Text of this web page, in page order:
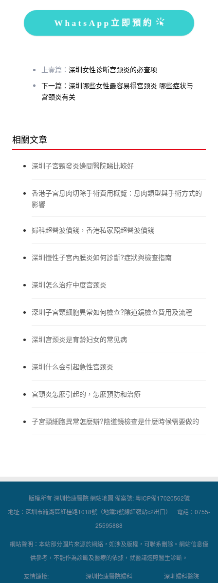
WhatsApp立即預約
上壹篇： 深圳女性诊断宫颈炎的必查项
下一篇：深圳哪些女性最容易得宫颈炎 哪些症状与
宫颈炎有关
相關文章
深圳子宮頸發炎邊間醫院睇比較好
香港子宮息肉切除手術費用概覽：息肉類型與手術方式的
影響
婦科超聲波價錢，香港私家照超聲波價錢
深圳慢性子宮內膜炎如何診斷?症狀與檢查指南
深圳怎么治疗中度宫颈炎
深圳子宮頸細胞異常如何檢查?陰道鏡檢查費用及流程
深圳宫颈炎是育龄妇女的常见病
深圳什么会引起急性宫颈炎
宮頸炎怎麽引起的，怎麽預防和治療
子宮頸細胞異常怎麼辦?陰道鏡檢查是什麼時候需要做的
版權所有 深圳怡康醫院網站地圖 備案號:粵ICP備17020562號
地址：深圳市羅湖區紅桂路1018號（地鐵3號線紅嶺站c2出口） 電話：0755-
25595888
網站聲明：本站部分圖片來源於網絡，如涉及版權，可聯系刪除。網站信息僅
供參考，不能作為診斷及醫療的依據，就醫請遵照醫生診斷。
友情鏈接: 深圳怡康醫院婦科 深圳婦科醫院